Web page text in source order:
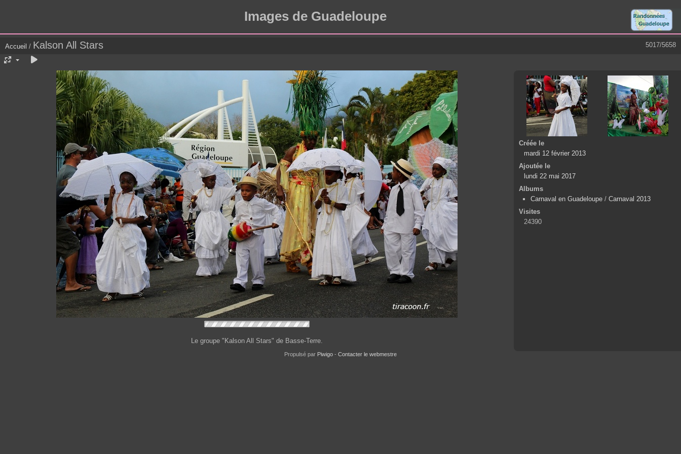
Images de Guadeloupe
5017/5658
Accueil / Kalson All Stars
Le groupe "Kalson All Stars" de Basse-Terre.
Créée le
mardi 12 février 2013
Ajoutée le
lundi 22 mai 2017
Albums
Carnaval en Guadeloupe / Carnaval 2013
Visites
24390
Propulsé par Piwigo - Contacter le webmestre